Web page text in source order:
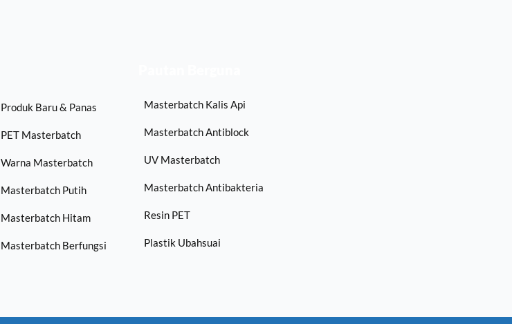
Produk Baru & Panas
PET Masterbatch
Warna Masterbatch
Masterbatch Putih
Masterbatch Hitam
Masterbatch Berfungsi
Masterbatch Kalis Api
Masterbatch Antiblock
UV Masterbatch
Masterbatch Antibakteria
Resin PET
Plastik Ubahsuai